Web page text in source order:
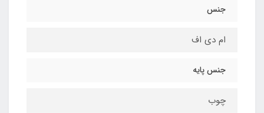
جنس
ام دی اف
جنس پایه
چوب